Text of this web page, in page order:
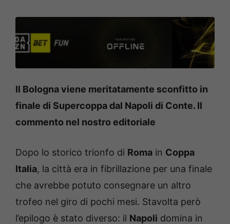
Il Bologna viene meritatamente sconfitto in
finale di Supercoppa dal Napoli di Conte. Il
commento nel nostro editoriale
Dopo lo storico trionfo di Roma in Coppa
Italia, la città era in fibrillazione per una finale
che avrebbe potuto consegnare un altro
trofeo nel giro di pochi mesi. Stavolta però
l’epilogo è stato diverso: il Napoli domina in